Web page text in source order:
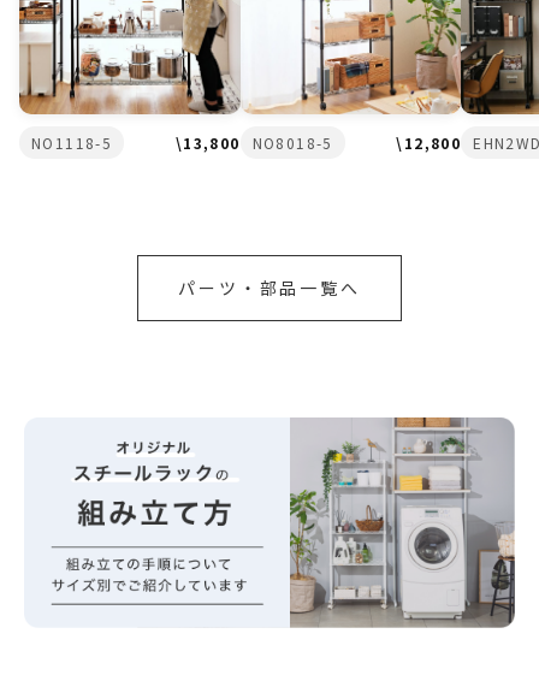
NO1118-5 \13,800 NO8018-5 \12,800
パーツ・部品一覧へ